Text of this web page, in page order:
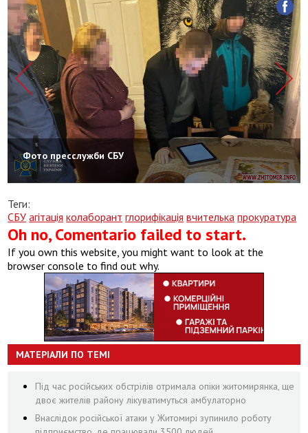
Фото пресслужби СБУ
Теги:
СБУ агітація колаборант глорифікація вчителька прокуратура
Oh no, Comentario failed to start.
If you own this website, you might want to look at the
browser console to find out why.
МАТЕРІАЛИ ПО ТЕМІ
Під час російських обстрілів отримала опіки житомирянка, ще
двоє жителів району лікуватимуться амбулаторно
Внаслідок російської атаки у Житомирі зупинило роботу